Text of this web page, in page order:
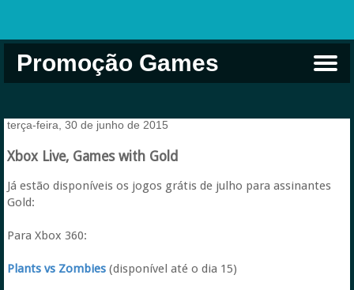
Promoção Games
terça-feira, 30 de junho de 2015
Xbox Live, Games with Gold
Já estão disponíveis os jogos grátis de julho para assinantes
Gold:
Para Xbox 360:
Plants vs Zombies(disponível até o dia 15)